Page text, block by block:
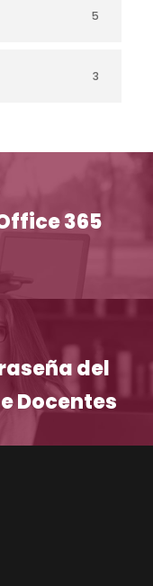
5
3
365
del
Docentes